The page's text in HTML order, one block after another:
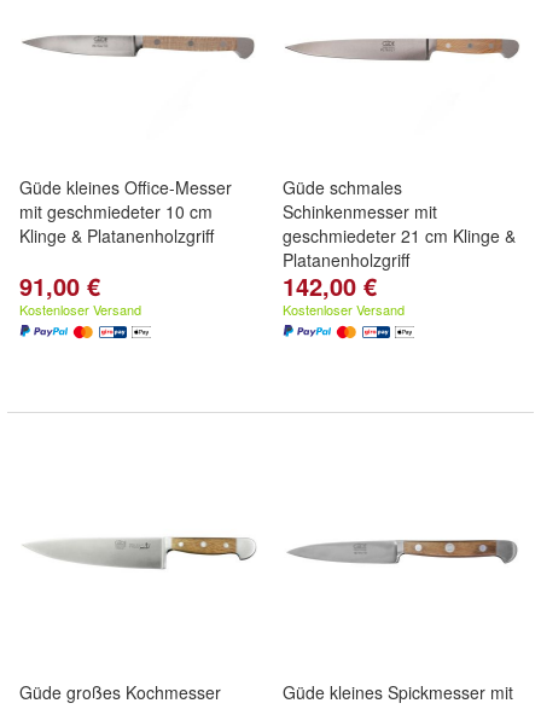
Güde kleines Office-Messer
mit geschmiedeter 10 cm
Klinge & Platanenholzgriff
91,00 €
Kostenloser Versand
Güde schmales
Schinkenmesser mit
geschmiedeter 21 cm Klinge &
Platanenholzgriff
142,00 €
Kostenloser Versand
Güde großes Kochmesser
Güde kleines Spickmesser mit